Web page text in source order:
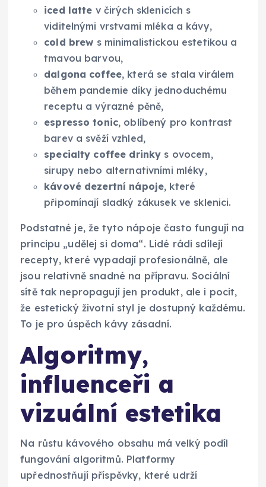
iced latte v čirých sklenicích s
viditelnými vrstvami mléka a kávy,
cold brew s minimalistickou estetikou a
tmavou barvou,
dalgona coffee, která se stala virálem
během pandemie díky jednoduchému
receptu a výrazné pěně,
espresso tonic, oblíbený pro kontrast
barev a svěží vzhled,
specialty coffee drinky s ovocem,
sirupy nebo alternativními mléky,
kávové dezertní nápoje, které
připomínají sladký zákusek ve sklenici.
Podstatné je, že tyto nápoje často fungují na
principu „udělej si doma“. Lidé rádi sdílejí
recepty, které vypadají profesionálně, ale
jsou relativně snadné na přípravu. Sociální
sítě tak nepropagují jen produkt, ale i pocit,
že estetický životní styl je dostupný každému.
To je pro úspěch kávy zásadní.
Algoritmy,
influenceři a
vizuální estetika
Na růstu kávového obsahu má velký podíl
fungování algoritmů. Platformy
upřednostňují příspěvky, které udrží